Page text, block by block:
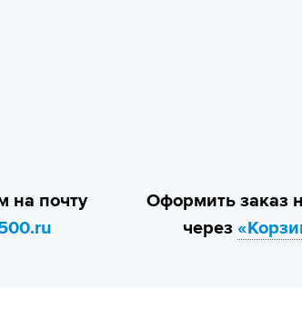
на почту
Оформить заказ
через